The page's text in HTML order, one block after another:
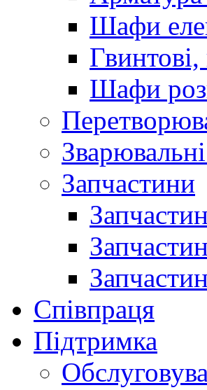
Шафи
Шафи
Запчастини
Співпраця
Підтримка